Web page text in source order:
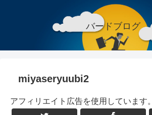
バードブログ
miyaseryuubi2
アフィリエイト広告を使用しています。